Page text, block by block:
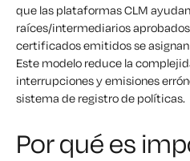
que las plataformas CLM
raíces/intermediarios
certificados emitidos se
Este modelo reduce la
interrupciones y emisiones
sistema de registro de políticas.
Por qué es